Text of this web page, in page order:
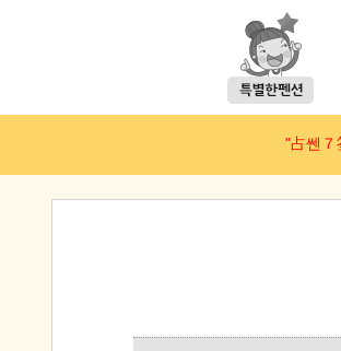
"占쎈７